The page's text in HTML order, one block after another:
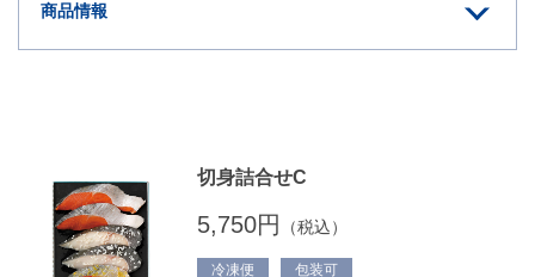
商品情報
切身詰合せC
5,750円 （税込）
冷凍便 包装可